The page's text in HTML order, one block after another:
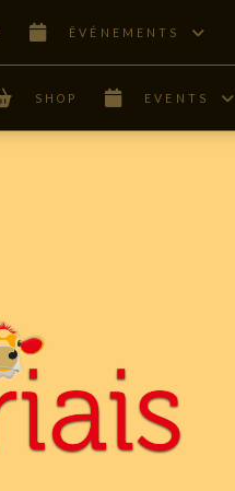
ÊVÉNEMENTS
SHOP EVENTS